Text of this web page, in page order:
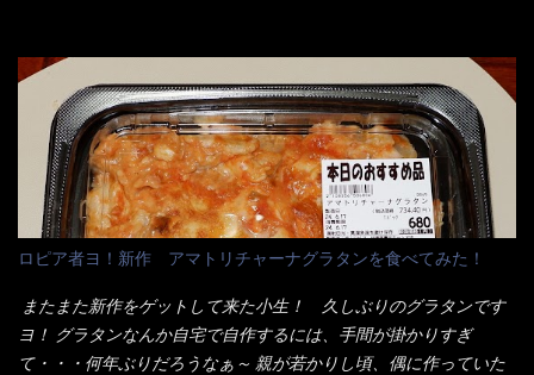
ンとした厚さのあるトンカツです。 それも揚げたての熱々です。
これを難なく完食出来なければ、漢では無い！と云っても過言で
はないだろう。 この他も、兎に角ボリューム満点で＜薄カツ＞と
呼ばれるメニューは、トンカツが2枚重ねて出てくるだ！ 1枚が薄
いから、2枚乗せにしたらしいけど・・・
イ棒状ラーメンを、OKストアで見かけ思わず手に取って買い物篭
へ 坦々まぜそばと＜数量限定＞宮崎辛麺風ラーメン オーッといき
なり私の胃袋をグサッと・・・・ 棒状インスタントラーメンの
デビューが決まりました。 か・ら・め・ん・辛麺！ 宮崎辛麺は
チャルメラや日清からも出されている、辛口のラーメンじゃ
ん！！ 酸っぱくしたら、酸辣湯麺？なんてね。 よし今日のサラ
メシは、宮崎辛麺にしよう！ それではまず袋を開けると・・・ な
んだか紙に巻かれた棒状の麺が二束、調味油と粉末スープ！ やは
り見慣れない姿・・・何だかチョッと高級感的な・・・だって透
明なトレイに並んだ棒状麺なんて見慣れないからねぇ～（コスト
がかかる） 袋の裏側を見ると、韮とか卵の用意を勧めている。
ロピア者ヨ！新作 アマトリチャーナグラタンを食べてみた！
またまた新作をゲットして来た小生！ 久しぶりのグラタンです
ヨ！ グラタンなんか自宅で自作するには、手間が掛かりすぎ
て・・・何年ぶりだろうなぁ～ 親が若かりし頃、偶に作っていた